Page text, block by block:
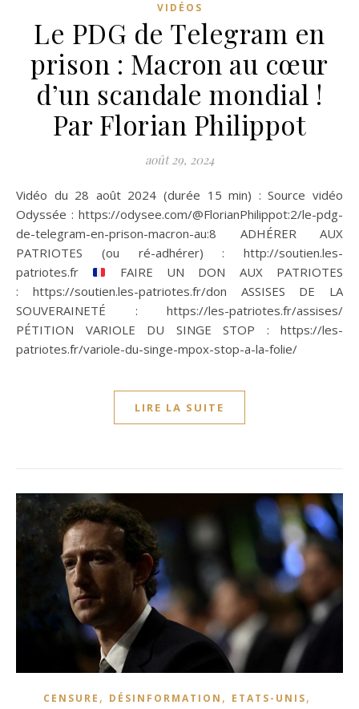
VIDÉOS
Le PDG de Telegram en
prison : Macron au cœur
d’un scandale mondial !
Par Florian Philippot
août 29, 2024
Vidéo du 28 août 2024 (durée 15 min) : Source vidéo
Odyssée : https://odysee.com/@FlorianPhilippot:2/le-pdg-
de-telegram-en-prison-macron-au:8 ADHÉRER AUX
PATRIOTES (ou ré-adhérer) : http://soutien.les-
patriotes.fr
FAIRE UN DON AUX PATRIOTES
: https://soutien.les-patriotes.fr/don ASSISES DE LA
SOUVERAINETÉ : https://les-patriotes.fr/assises/
PÉTITION VARIOLE DU SINGE STOP : https://les-
patriotes.fr/variole-du-singe-mpox-stop-a-la-folie/
LIRE LA SUITE
CENSURE , DÉSINFORMATION , ETATS-UNIS,